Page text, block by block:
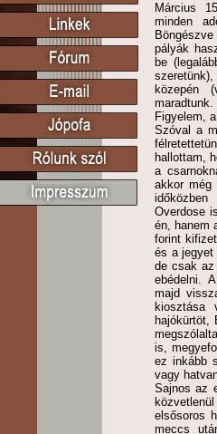
Március
minden
pályák
be
közepén
maradtunk.
Figyelem,
Szóval a
hallottam,
a
akkor még
Overdose
én, hanem
forint
és a jegyet
de csak
ebédelni.
majd
kiosztása
hajókürtöt,
is,
ez inkább
vagy
Sajnos az
elsősoros
meccs